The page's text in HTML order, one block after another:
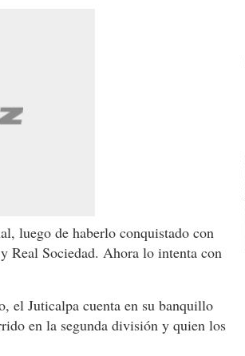
luego de haberlo conquistado con
Real Sociedad. Ahora lo intenta con
el Juticalpa cuenta en su banquillo
en la segunda división y quien los